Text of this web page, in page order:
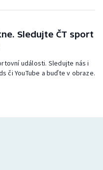
Sledujte ČT sport
události. Sledujte nás i
či YouTube a buďte v obraze.